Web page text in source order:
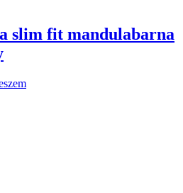
slim fit mandulabarna